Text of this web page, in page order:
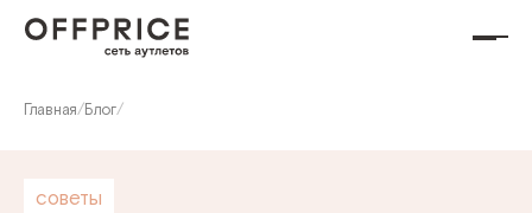
Главная/Блог/
советы